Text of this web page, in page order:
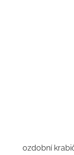
ozdobní